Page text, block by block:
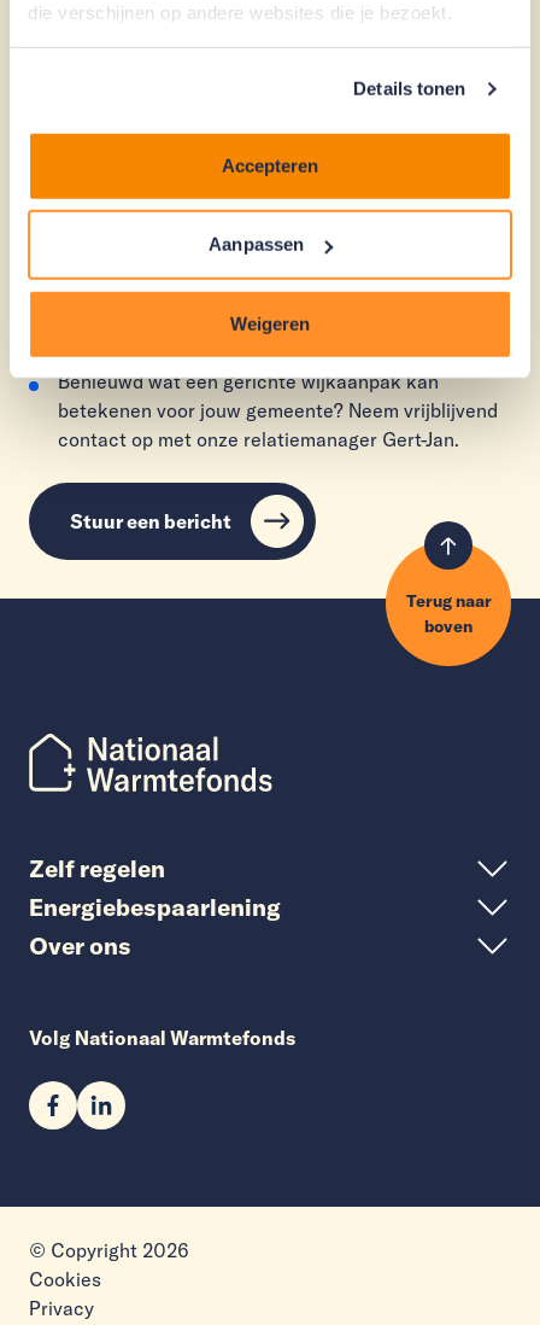
die verschijnen op andere websites die je bezoekt.
Details tonen
Accepteren
Aanpassen
Weigeren
het aanbod van de woningcorporatie. Nationaal
Warmtefonds kan gemeenten hierbij ondersteunen.
Zo helpen we bij een gerichte wijkaanpak:
wijkteam als aanspreekpunt voor vragen en/of
ondersteuning bij een leningaanvraag van een
bewoner.
Een periodieke rapportage van de status van de
Benieuwd wat een gerichte wijkaanpak kan
betekenen voor jouw gemeente? Neem vrijblijvend
contact op met onze relatiemanager Gert-Jan.
Stuur een bericht
Terug naar
boven
Zelf regelen
Energiebespaarlening
Over ons
Volg Nationaal Warmtefonds
© Copyright 2026
Cookies
Privacy